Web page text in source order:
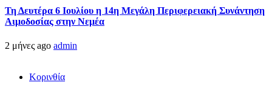
Τη Δευτέρα 6 Ιουλίου η 14η Μεγάλη Περιφερειακή Συνάντηση
Αιμοδοσίας στην Νεμέα
2 μήνες ago admin
Κορινθία